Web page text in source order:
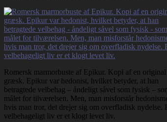
Romersk marmorbuste af Epikur. Kopi af en original
græsk. Epikur var hedonist, hvilket betyder, at han
betragtede velbehag – åndeligt såvel som fysisk –
målet for tilværelsen. Men, man misforstår
hvis man tror, det drejer sig om overfladisk nydelse.
velbehageligt liv er et klogt levet liv.